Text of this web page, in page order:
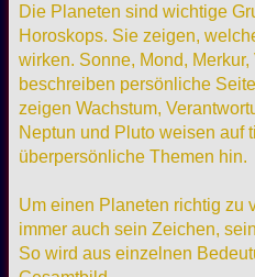
Die Planeten sind wichtige
Horoskops. Sie zeigen,
wirken. Sonne, Mond,
beschreiben persönliche
zeigen Wachstum,
Neptun und Pluto weisen auf
überpersönliche Themen hin.
Um einen Planeten richtig zu
immer auch sein Zeichen,
So wird aus einzelnen